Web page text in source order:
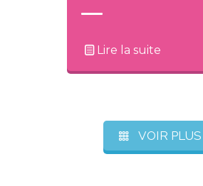
Lire la suite
VOIR PLUS